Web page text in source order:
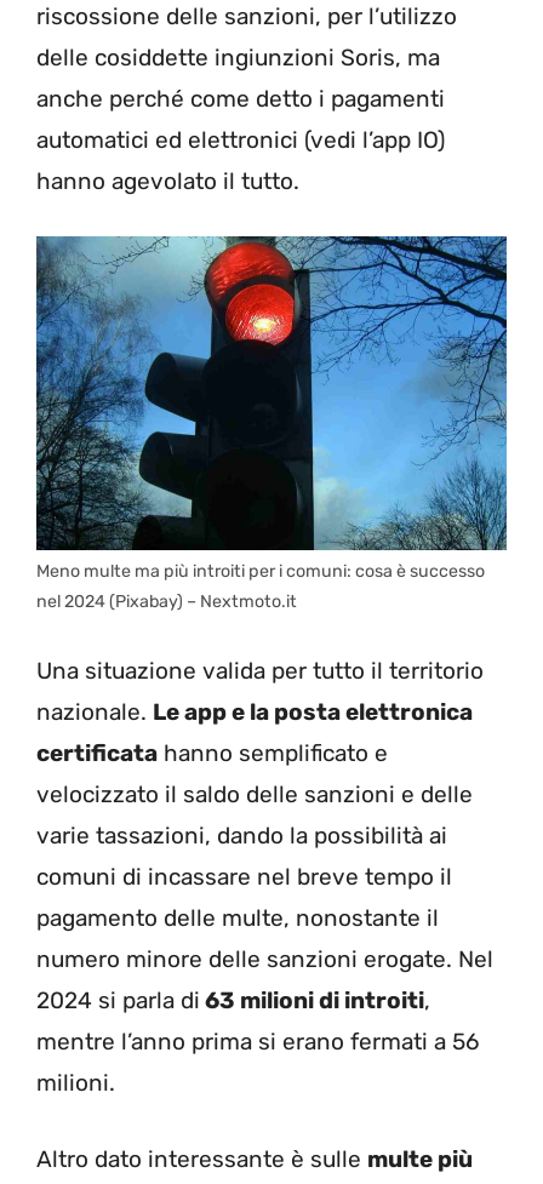
riscossione delle sanzioni, per l’utilizzo
delle cosiddette ingiunzioni Soris, ma
anche perché come detto i pagamenti
automatici ed elettronici (vedi l’app IO)
hanno agevolato il tutto.
Meno multe ma più introiti per i comuni: cosa è successo
nel 2024 (Pixabay) – Nextmoto.it
Una situazione valida per tutto il territorio
nazionale. Le app e la posta elettronica
certificata hanno semplificato e
velocizzato il saldo delle sanzioni e delle
varie tassazioni, dando la possibilità ai
comuni di incassare nel breve tempo il
pagamento delle multe, nonostante il
numero minore delle sanzioni erogate. Nel
2024 si parla di 63 milioni di introiti,
mentre l’anno prima si erano fermati a 56
milioni.
Altro dato interessante è sulle multe più